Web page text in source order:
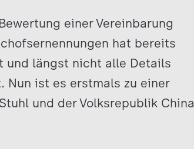
einer Vereinbarung
hat bereits
und längst nicht alle Details
Nun ist es erstmals zu einer
und der Volksrepublik China